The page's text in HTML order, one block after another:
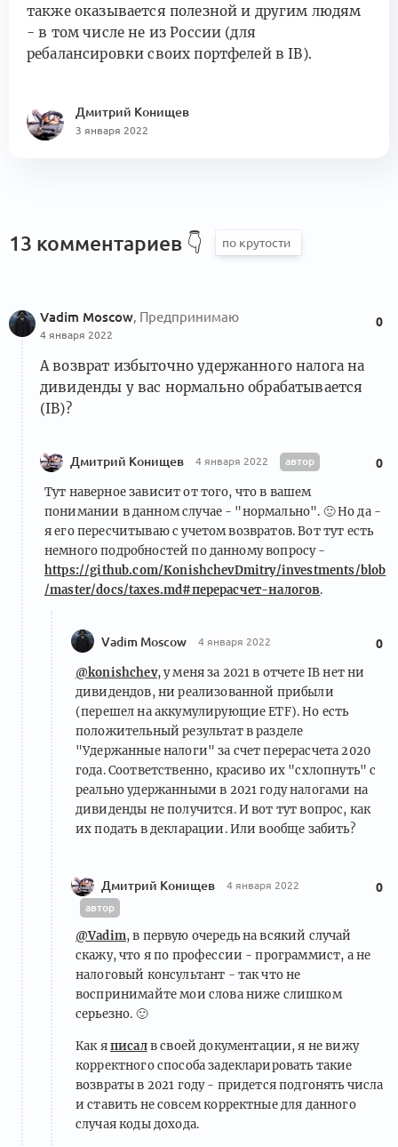
также оказывается полезной и другим людям
- в том числе не из России (для
ребалансировки своих портфелей в IB).
Дмитрий Конищев
3 января 2022
13 комментариев 👇
Vadim Moscow, Предпринимаю
4 января 2022
0
А возврат избыточно удержанного налога на
дивиденды у вас нормально обрабатывается
(IB)?
Дмитрий Конищев 4 января 2022 автор 0
Тут наверное зависит от того, что в вашем
понимании в данном случае - "нормально". 🙂Но да -
я его пересчитываю с учетом возвратов. Вот тут есть
немного подробностей по данному вопросу -
https://github.com/KonishchevDmitry/investments/blob
/master/docs/taxes.md#перерасчет-налогов.
Vadim Moscow 4 января 2022 0
@konishchev, у меня за 2021 в отчете IB нет ни
дивидендов, ни реализованной прибыли
(перешел на аккумулирующие ETF). Но есть
положительный результат в разделе
"Удержанные налоги" за счет перерасчета 2020
года. Соответственно, красиво их "схлопнуть" с
реально удержанными в 2021 году налогами на
дивиденды не получится. И вот тут вопрос, как
их подать в декларации. Или вообще забить?
Дмитрий Конищев 4 января 2022
автор
0
@Vadim, в первую очередь на всякий случай
скажу, что я по профессии - программист, а не
налоговый консультант - так что не
воспринимайте мои слова ниже слишком
серьезно. 🙂
Как яписалв своей документации, я не вижу
корректного способа задекларировать такие
возвраты в 2021 году - придется подгонять числа
и ставить не совсем корректные для данного
случая коды дохода.